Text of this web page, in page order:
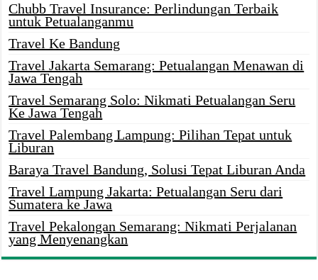
Chubb Travel Insurance: Perlindungan Terbaik
untuk Petualanganmu
Travel Ke Bandung
Travel Jakarta Semarang: Petualangan Menawan di
Jawa Tengah
Travel Semarang Solo: Nikmati Petualangan Seru
Ke Jawa Tengah
Travel Palembang Lampung: Pilihan Tepat untuk
Liburan
Baraya Travel Bandung, Solusi Tepat Liburan Anda
Travel Lampung Jakarta: Petualangan Seru dari
Sumatera ke Jawa
Travel Pekalongan Semarang: Nikmati Perjalanan
yang Menyenangkan